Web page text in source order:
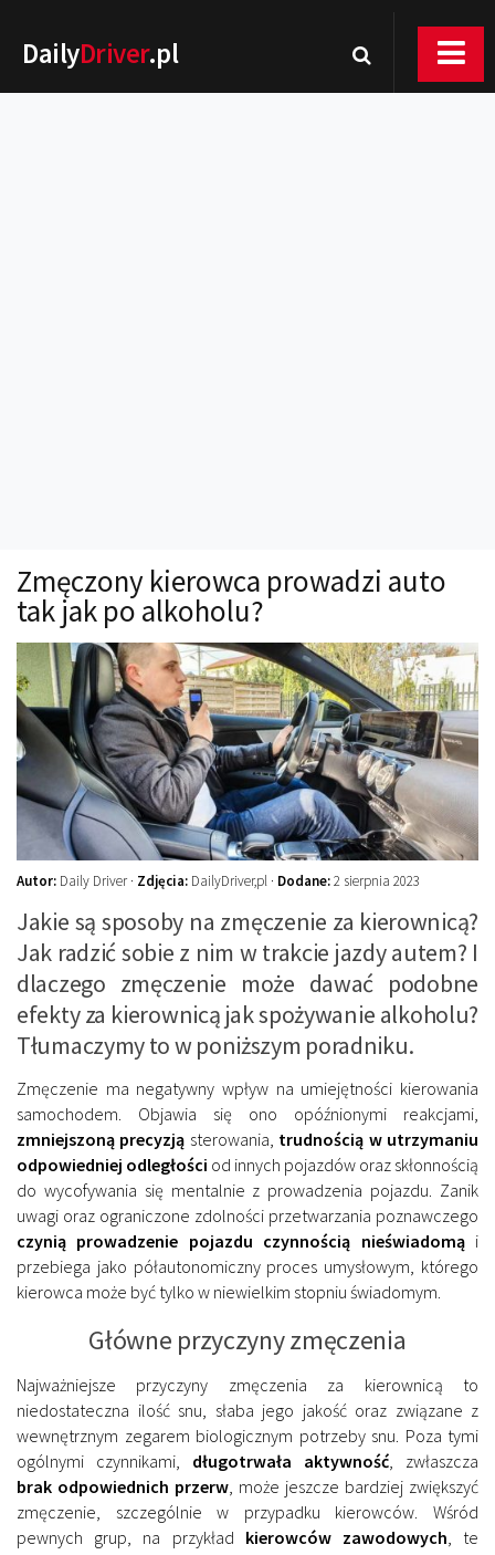
DailyDriver.pl
Technika jazdy
Oświetlenie
Kalkulatory
Przelicznik mocy
Auto z niemiec
Galerie
Zmęczony kierowca prowadzi auto
tak jak po alkoholu?
Autor: Daily Driver · Zdjęcia: DailyDriver,pl · Dodane:2 sierpnia 2023
Jakie są sposoby na zmęczenie za kierownicą?
Jak radzić sobie z nim w trakcie jazdy autem? I
dlaczego zmęczenie może dawać podobne
efekty za kierownicą jak spożywanie alkoholu?
Tłumaczymy to w poniższym poradniku.
Zmęczenie ma negatywny wpływ na umiejętności kierowania
samochodem. Objawia się ono opóźnionymi reakcjami,
zmniejszoną precyzją sterowania, trudnością w utrzymaniu
odpowiedniej odległości od innych pojazdów oraz skłonnością
do wycofywania się mentalnie z prowadzenia pojazdu. Zanik
uwagi oraz ograniczone zdolności przetwarzania poznawczego
czynią prowadzenie pojazdu czynnością nieświadomąi
przebiega jako półautonomiczny proces umysłowym, którego
kierowca może być tylko w niewielkim stopniu świadomym.
Główne przyczyny zmęczenia
Najważniejsze przyczyny zmęczenia za kierownicą to
niedostateczna ilość snu, słaba jego jakość oraz związane z
wewnętrznym zegarem biologicznym potrzeby snu. Poza tymi
ogólnymi czynnikami, długotrwała aktywność , zwłaszcza
brak odpowiednich przerw , może jeszcze bardziej zwiększyć
zmęczenie, szczególnie w przypadku kierowców. Wśród
pewnych grup, na przykład kierowców zawodowych , te